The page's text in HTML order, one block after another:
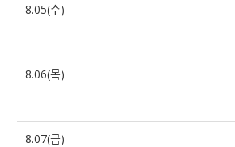
8.05(수)
8.06(목)
8.07(금)